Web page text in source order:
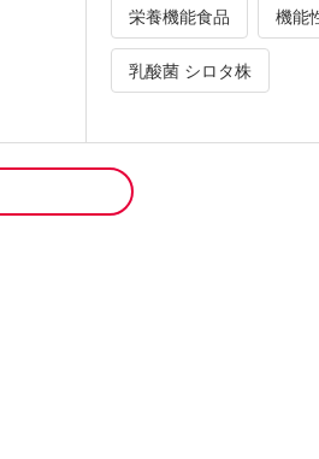
栄養機能食品 機能
乳酸菌 シロタ株